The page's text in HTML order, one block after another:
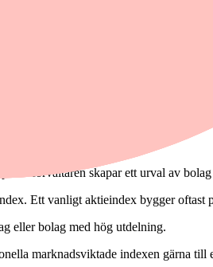
att förvaltaren skapar ett urval av
Ett vanligt aktieindex bygger oftast
eller bolag med hög utdelning.
marknadsviktade indexen gärna till